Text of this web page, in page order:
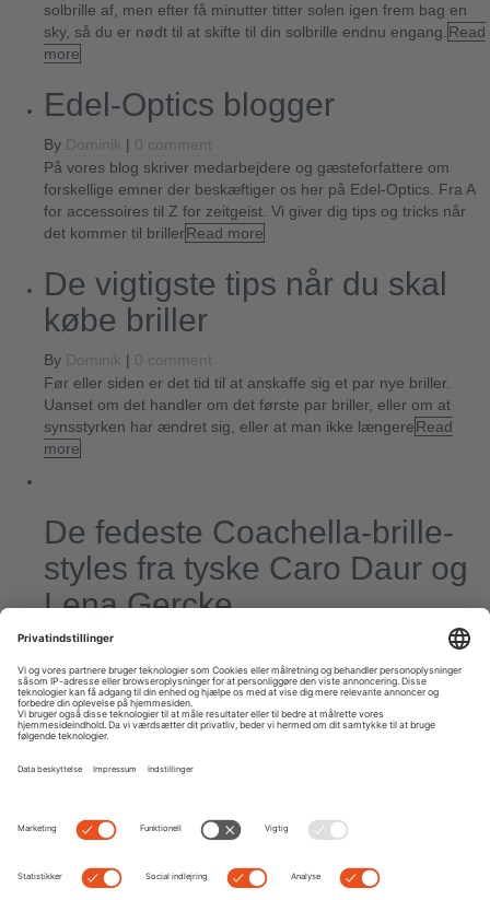
solbrille af, men efter få minutter titter solen igen frem bag en
sky, så du er nødt til at skifte til din solbrille endnu engang. Read
more
Edel-Optics blogger
By Dominik | 0 comment
På vores blog skriver medarbejdere og gæsteforfattere om
forskellige emner der beskæftiger os her på Edel-Optics. Fra A
for accessoires til Z for zeitgeist. Vi giver dig tips og tricks når
det kommer til brillerRead more
De vigtigste tips når du skal
købe briller
By Dominik | 0 comment
Før eller siden er det tid til at anskaffe sig et par nye briller.
Uanset om det handler om det første par briller, eller om at
synsstyrken har ændret sig, eller at man ikke længereRead
more
De fedeste Coachella-brille-
styles fra tyske Caro Daur og
Lena Gercke
Byadmin|
Når bloggere, modeller, sangere, skuespillere og wannabe-
hipsters iføre sig deres bedste hippiekjoler og drager mod Indio i
Californien, er der kun én grund. Hvert år til Coachella Valley
Music and Art Festival, samler der sigRead more
Next Previous